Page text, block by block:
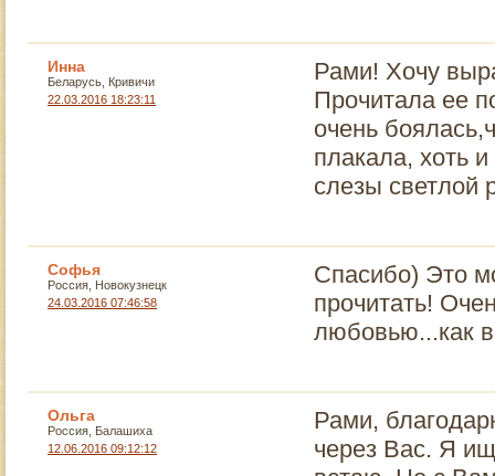
Инна
Беларусь, Кривичи
22.03.2016 18:23:11
Рами! Хочу
Прочитала ее
очень
плакала, хоть
слезы светлой
Софья
Россия, Новокузнецк
24.03.2016 07:46:58
Спасибо) Это
прочитать!
любовью...как
Ольга
Россия, Балашиха
12.06.2016 09:12:12
Рами,
через Вас. Я